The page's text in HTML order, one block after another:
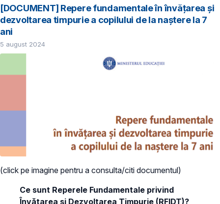
[DOCUMENT] Repere fundamentale în învățarea și
dezvoltarea timpurie a copilului de la naștere la 7
ani
5 august 2024
(click pe imagine pentru a consulta/citi documentul)
Ce sunt Reperele Fundamentale privind
Învățarea și Dezvoltarea Timpurie (RFIDT)?